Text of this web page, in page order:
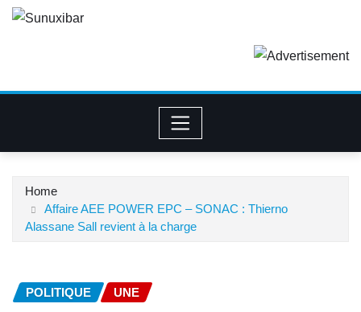
Home
Affaire AEE POWER EPC – SONAC : Thierno
Alassane Sall revient à la charge
POLITIQUE UNE